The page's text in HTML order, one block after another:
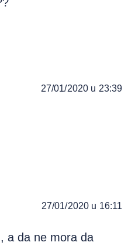
27/01/2020 u 23:39
27/01/2020 u 16:11
a da ne mora da